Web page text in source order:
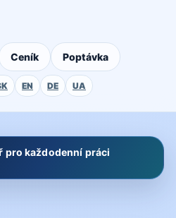
Ceník Poptávka
EN DE UA
pro každodenní práci